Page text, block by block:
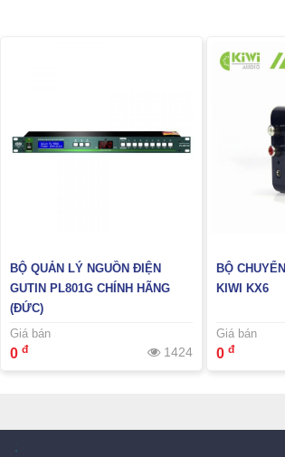
BỘ QUẢN LÝ NGUỒN ĐIỆN
GUTIN PL801G CHÍNH HÃNG
(ĐỨC)
Giá bán
0 đ 1424
BỘ
KIWI KX6
Giá bán
0 đ